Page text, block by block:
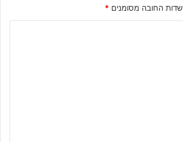
שדות החובה מסומנים *